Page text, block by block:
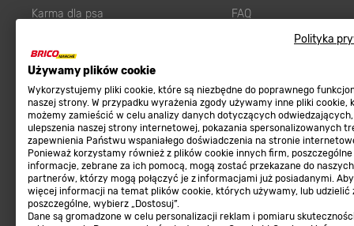
Polityka
Używamy plików cookie
Wykorzystujemy pliki cookie, które są niezbędne do poprawnego
naszej strony. W przypadku wyrażenia zgody używamy inne pliki cookie,
możemy zamieścić w celu analizy danych dotyczących odwiedzających,
ulepszenia naszej strony internetowej, pokazania spersonalizowanych
zapewnienia Państwu wspaniałego doświadczenia na stronie
Ponieważ korzystamy również z plików cookie innych firm, poszczególne
informacje, zebrane za ich pomocą, mogą zostać przekazane do naszych
partnerów, którzy mogą połączyć je z informacjami już posiadanymi.
więcej informacji na temat plików cookie, których używamy, lub udzielić
poszczególne, wybierz „Dostosuj”.
Dane są gromadzone w celu personalizacji reklam i pomiaru
Karma dla psa
Farby wewnętrzne białe
Elektryka
Panele
Elektronarzędzia
Płytki
Panele podłogowe
Płyty OSB/HDF
Grabie do ogrodu
FAQ
Prawny obowiązek
Regulaminy
Regulaminy
Polityka prywatności